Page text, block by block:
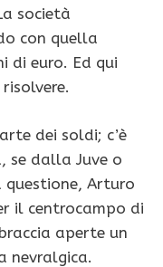
società
con quella
di euro. Ed qui
dei soldi; c’è
se dalla Juve o
questione, Arturo
il centrocampo di
aperte un
nevralgica.